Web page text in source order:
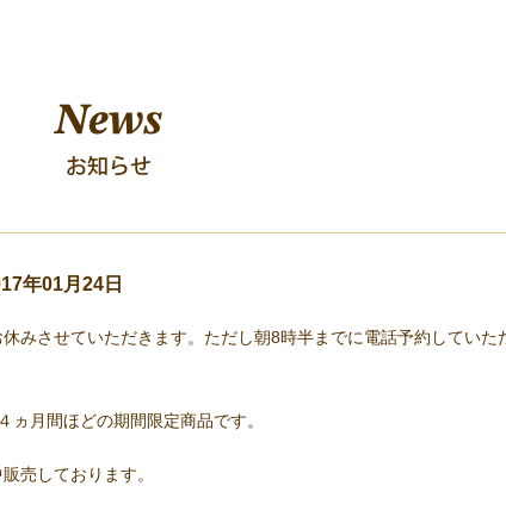
年01月24日
みさせていただきます。ただし朝8時半までに電話予約していた
ヵ月間ほどの期間限定商品です。
売しております。